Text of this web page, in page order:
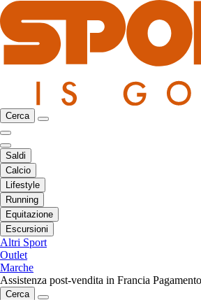
Cerca
Saldi
Calcio
Lifestyle
Running
Equitazione
Escursioni
Altri Sport
Outlet
Marche
Assistenza post-vendita in Francia
Cerca